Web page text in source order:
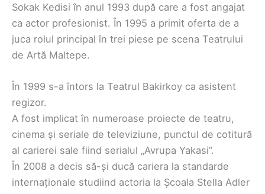
Sokak Kedisi în anul 1993 după care a fost angajat
ca actor profesionist. În 1995 a primit oferta de a
juca rolul principal în trei piese pe scena Teatrului
de Artă Maltepe.
În 1999 s-a întors la Teatrul Bakirkoy ca asistent
regizor.
A fost implicat în numeroase proiecte de teatru,
cinema și seriale de televiziune, punctul de cotitură
al carierei sale fiind serialul „Avrupa Yakasi”.
În 2008 a decis să-și ducă cariera la standarde
internaționale studiind actoria la Școala Stella Adler